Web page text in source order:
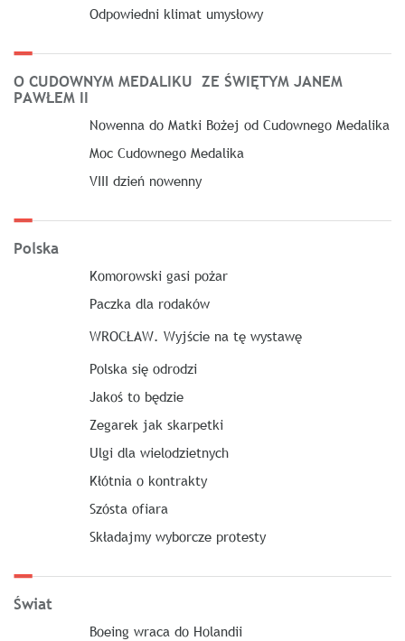
Odpowiedni klimat umysłowy
O CUDOWNYM MEDALIKU ZE ŚWIĘTYM JANEM
PAWŁEM II
Nowenna do Matki Bożej od Cudownego Medalika
Moc Cudownego Medalika
VIII dzień nowenny
Polska
Komorowski gasi pożar
Paczka dla rodaków
WROCŁAW. Wyjście na tę wystawę
Polska się odrodzi
Jakoś to będzie
Zegarek jak skarpetki
Ulgi dla wielodzietnych
Kłótnia o kontrakty
Szósta ofiara
Składajmy wyborcze protesty
Świat
Boeing wraca do Holandii